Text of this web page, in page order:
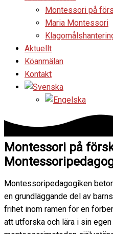
Montessori på
Maria Montessori
Aktuellt
Köanmälan
Kontakt
Montessori på
Montessoripedagogiken
en grundläggande del av
frihet inom ramen för en
att utforska och lära i sin